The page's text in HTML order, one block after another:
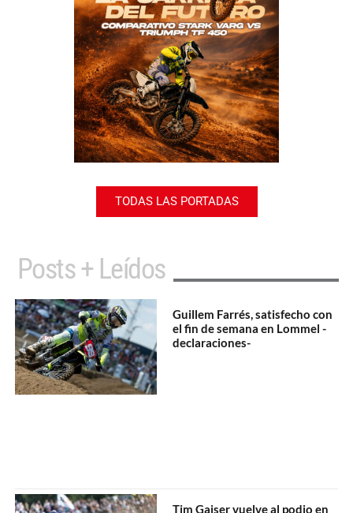
TODAS LAS PORTADAS
Posts + Leídos
Guillem Farrés, satisfecho con
el fin de semana en Lommel -
declaraciones-
Tim Gajser vuelve al podio en